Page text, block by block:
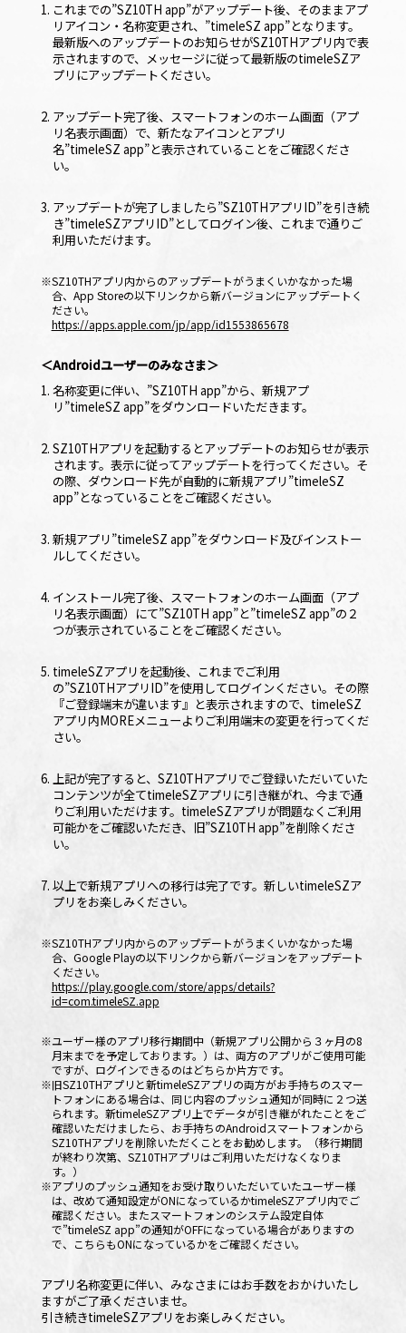
1. これまでの”SZ10TH app”がアップデート後、そのままアプ
リアイコン・名称変更され、 ”timeleSZ app”となります。
最新版へのアップデートのお知らせがSZ10THアプリ内で表
示されますので、メッセージに従って最新版のtimeleSZア
プリにアップデートください。
2. アップデート完了後、スマートフォンのホーム画面（アプ
リ名表示画面）で、新たなアイコンとアプリ
名”timeleSZ app”と表示されていることをご確認くださ
い。
3. アップデートが完了しましたら”SZ10THアプリID”を引き続
き”timeleSZアプリID”としてログイン後、これまで通りご
利用いただけます。
※SZ10THアプリ内からのアップデートがうまくいかなかった場
合、App Storeの以下リンクから新バージョンにアップデートく
ださい。
https://apps.apple.com/jp/app/id1553865678
＜Androidユーザーのみなさま＞
1. 名称変更に伴い、 ”SZ10TH app”から、新規アプ
リ”timeleSZ app”をダウンロードいただきます。
2. SZ10THアプリを起動するとアップデートのお知らせが表示
されます。表示に従ってアップデートを行ってください。そ
の際、ダウンロード先が自動的に新規アプリ”timeleSZ
app”となっていることをご確認ください。
3. 新規アプリ”timeleSZ app”をダウンロード及びインストー
ルしてください。
4. インストール完了後、スマートフォンのホーム画面（アプ
リ名表示画面）にて”SZ10TH app”と”timeleSZ app”の２
つが表示されていることをご確認ください。
5. timeleSZアプリを起動後、これまでご利用
の”SZ10THアプリID”を使用してログインください。その際
『ご登録端末が違います』と表示されますので、timeleSZ
アプリ内MOREメニューよりご利用端末の変更を行ってくだ
さい。
6. 上記が完了すると、SZ10THアプリでご登録いただいていた
コンテンツが全てtimeleSZアプリに引き継がれ、今まで通
りご利用いただけます。timeleSZアプリが問題なくご利用
可能かをご確認いただき、旧”SZ10TH app”を削除くださ
い。
7. 以上で新規アプリへの移行は完了です。新しいtimeleSZア
プリをお楽しみください。
※SZ10THアプリ内からのアップデートがうまくいかなかった場
合、Google Playの以下リンクから新バージョンをアップデート
ください。
https://play.google.com/store/apps/details?
id=com.timeleSZ.app
※ユーザー様のアプリ移行期間中（新規アプリ公開から３ヶ月の8
月末までを予定しております。）は、両方のアプリがご使用可能
ですが、ログインできるのはどちらか片方です。
※旧SZ10THアプリと新timeleSZアプリの両方がお手持ちのスマー
トフォンにある場合は、同じ内容のプッシュ通知が同時に２つ送
られます。新timeleSZアプリ上でデータが引き継がれたことをご
確認いただけましたら、お手持ちのAndroidスマートフォンから
SZ10THアプリを削除いただくことをお勧めします。（移行期間
が終わり次第、SZ10THアプリはご利用いただけなくなりま
す。）
※アプリのプッシュ通知をお受け取りいただいていたユーザー様
は、改めて通知設定がONになっているかtimeleSZアプリ内でご
確認ください。またスマートフォンのシステム設定自体
で”timeleSZ app”の通知がOFFになっている場合がありますの
で、こちらもONになっているかをご確認ください。
アプリ名称変更に伴い、みなさまにはお手数をおかけいたし
ますがご了承くださいませ。
引き続きtimeleSZアプリをお楽しみください。